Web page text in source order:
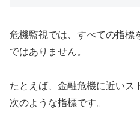
危機監視では、すべての指標
ではありません。
たとえば、金融危機に近いス
次のような指標です。